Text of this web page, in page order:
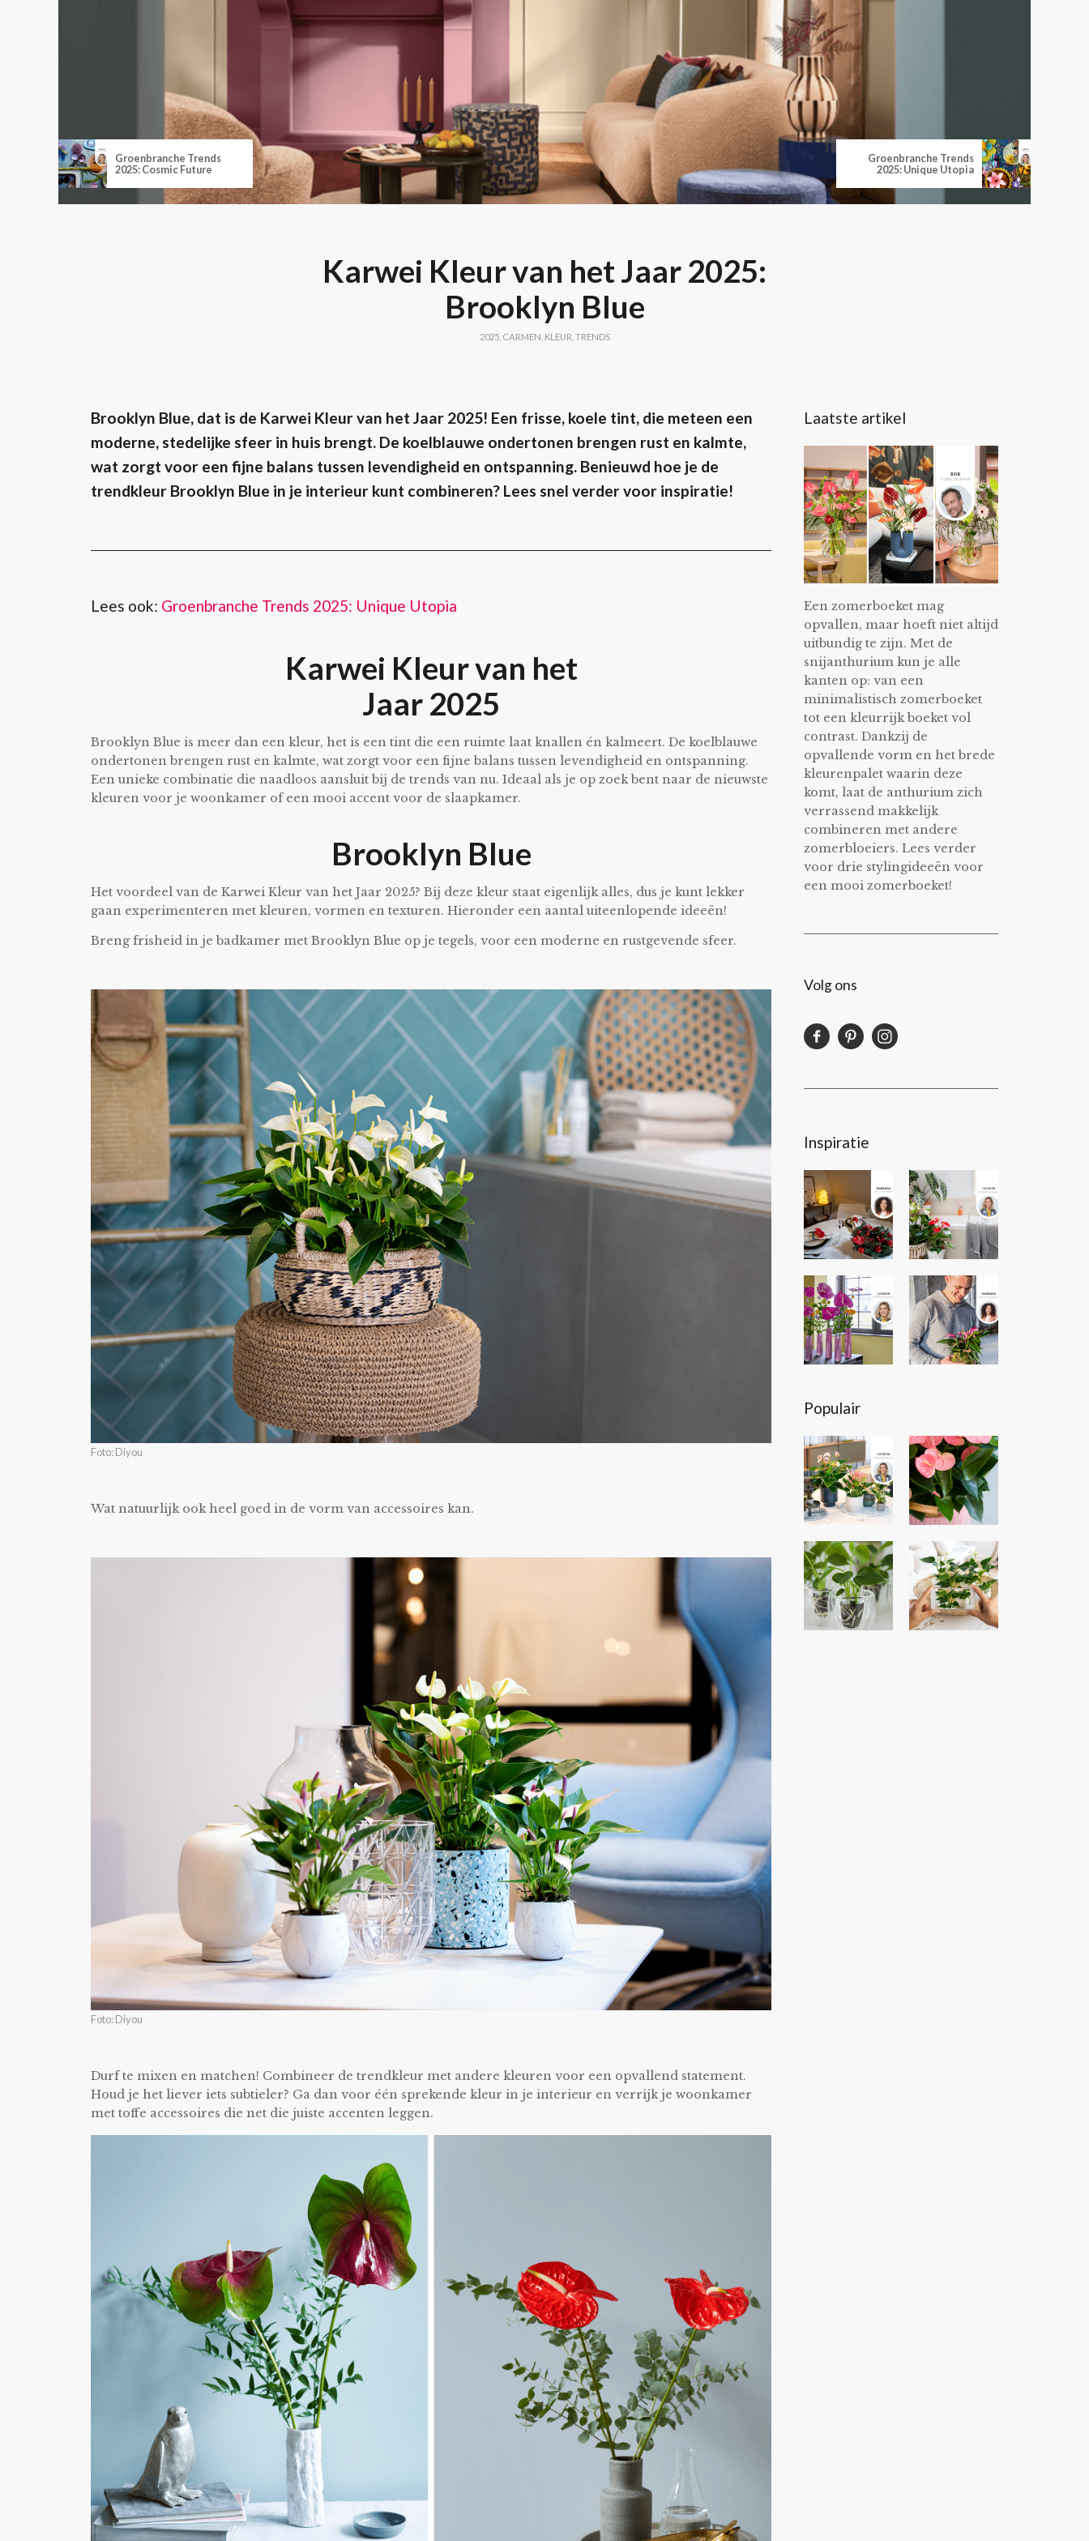
Groenbranche Trends
2025: Unique Utopia
Groenbranche Trends
2025: Cosmic Future
Karwei Kleur van het Jaar 2025:
Brooklyn Blue
2025, CARMEN KLEUR TRENDS
Brooklyn Blue, dat is de Karwei Kleur van het Jaar 2025! Een frisse, koele tint, die meteen een
moderne, stedelijke sfeer in huis brengt. De koelblauwe ondertonen brengen rust en kalmte,
wat zorgt voor een fijne balans tussen levendigheid en ontspanning. Benieuwd hoe je de
trendkleur Brooklyn Blue in je interieur kunt combineren? Lees snel verder voor inspiratie!
Lees ook: Groenbranche Trends 2025: Unique Utopia
Karwei Kleur van het
Jaar 2025
Brooklyn Blue is meer dan een kleur, het is een tint die een ruimte laat knallen én kalmeert. De koelblauwe
ondertonen brengen rust en kalmte, wat zorgt voor een fijne balans tussen levendigheid en ontspanning.
Een unieke combinatie die naadloos aansluit bij de trends van nu. Ideaal als je op zoek bent naar de nieuwste
kleuren voor je woonkamer of een mooi accent voor de slaapkamer.
Brooklyn Blue
Het voordeel van de Karwei Kleur van het Jaar 2025? Bij deze kleur staat eigenlijk alles, dus je kunt lekker
gaan experimenteren met kleuren, vormen en texturen. Hieronder een aantal uiteenlopende ideeën!
Breng frisheid in je badkamer met Brooklyn Blue op je tegels, voor een moderne en rustgevende sfeer.
Foto: Diyou
Wat natuurlijk ook heel goed in de vorm van accessoires kan.
Foto: Diyou
Durf te mixen en matchen! Combineer de trendkleur met andere kleuren voor een opvallend statement.
Houd je het liever iets subtieler? Ga dan voor één sprekende kleur in je interieur en verrijk je woonkamer
met toffe accessoires die net die juiste accenten leggen.
Laatste artikel
Een zomerboeket mag
opvallen, maar hoeft niet altijd
uitbundig te zijn. Met de
snijanthurium kun je alle
kanten op: van een
minimalistisch zomerboeket
tot een kleurrijk boeket vol
contrast. Dankzij de
opvallende vorm en het brede
kleurenpalet waarin deze
komt, laat de anthurium zich
verrassend makkelijk
combineren met andere
zomerbloeiers. Lees verder
voor drie stylingideeën voor
een mooi zomerboeket!
Volg ons
Inspiratie
Populair